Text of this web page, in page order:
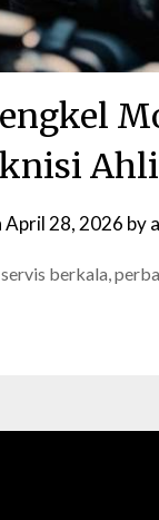
Ahli
April 28, 2026 by
berkala,